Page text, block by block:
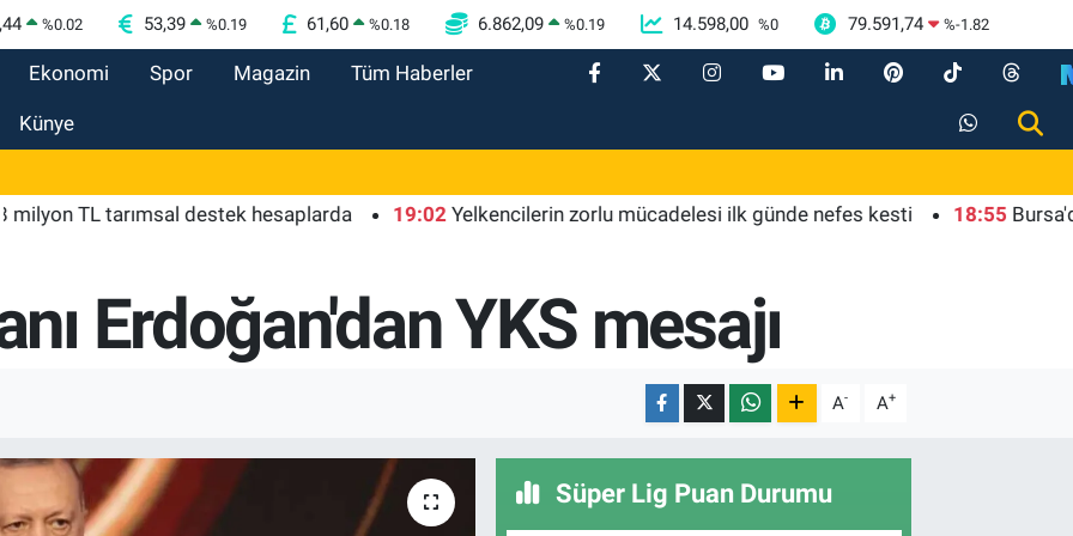
%0.02 53,39 %0.19 61,60 %0.18 6.862,09 %0.19 14.598,00 %0 79.591,74 %-1.82
Ekonomi Spor Magazin Tüm Haberler
Künye
TL tarımsal destek hesaplarda 19:02 Yelkencilerin zorlu mücadelesi ilk günde nefes kesti 18:55 Bursa'da
Erdoğan'dan YKS mesajı
A- A+
Süper Lig Puan Durumu